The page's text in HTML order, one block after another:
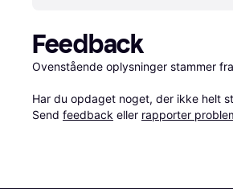
Feedback
Ovenstående oplysninger stammer
Har du opdaget noget, der ikke helt
Send feedback eller rapporter